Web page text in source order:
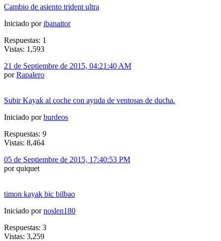
Cambio de asiento trident ultra
Iniciado poribanaitor
Respuestas: 1
Vistas: 1,593
21 de Septiembre de 2015, 04:21:40 AM
porRapalero
Subir Kayak al coche con ayuda de ventosas de ducha.
Iniciado porburdeos
Respuestas: 9
Vistas: 8,464
05 de Septiembre de 2015, 17:40:53 PM
por quiquet
timon kayak bic bilbao
Iniciado pornoslen180
Respuestas: 3
Vistas: 3,259